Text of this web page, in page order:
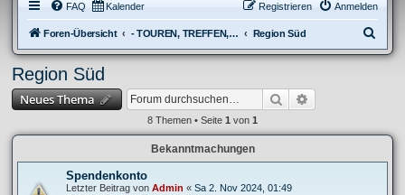
FAQ Kalender Anmelden
Registrieren
Foren-Übersicht - TOUREN, TREFFEN, REISEBERICHTE & REGIONALES Region Süd
u
Region Süd
Neues Thema Suche
8 Themen • Seite 1 von 1
Bekanntmachungen
Spendenkonto
Letzter Beitrag von Admin « Sa 2. Nov 2024, 01:49